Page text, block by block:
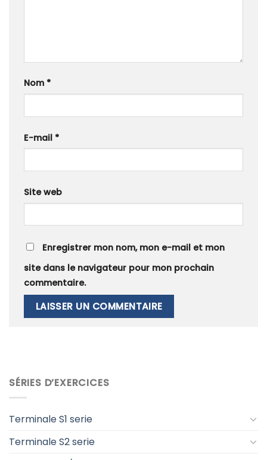
SÉRIES D’EXERCICES
Terminale S1 serie
Terminale S2 serie
Nom *
E-mail *
Site web
Enregistrer mon nom, mon e-mail et mon
site dans le navigateur pour mon prochain
commentaire.